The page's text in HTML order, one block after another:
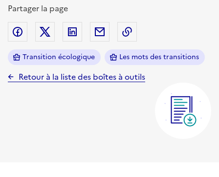
Partager la page
Partager sur Facebook
Partager sur Twitter (X)
Partager sur Linkedin
Partager par email
Transition écologique Les mots des transitions
Retour à la liste des boîtes à outils